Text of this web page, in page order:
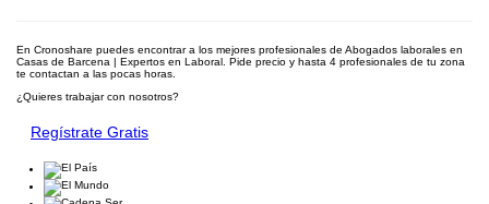
En Cronoshare puedes encontrar a los mejores profesionales de Abogados laborales en
Casas de Barcena | Expertos en Laboral. Pide precio y hasta 4 profesionales de tu zona
te contactan a las pocas horas.
¿Quieres trabajar con nosotros?
Regístrate Gratis